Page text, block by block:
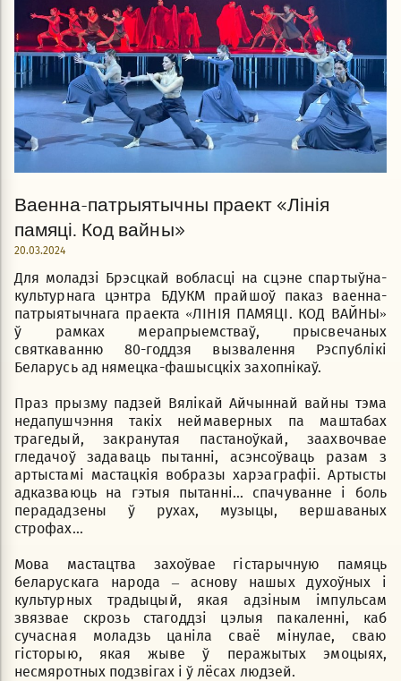
Ваенна-патрыятычны праект «Лінія
памяці. Код вайны»
20.03.2024
Для моладзі Брэсцкай вобласці на сцэне спартыўна-
культурнага цэнтра БДУКМ прайшоў паказ ваенна-
патрыятычнага праекта «ЛІНІЯ ПАМЯЦІ. КОД ВАЙНЫ»
ў рамках мерапрыемстваў, прысвечаных
святкаванню 80-годдзя вызвалення Рэспублікі
Беларусь ад нямецка-фашысцкіх захопнікаў.
Праз прызму падзей Вялікай Айчыннай вайны тэма
недапушчэння такіх неймаверных па маштабах
трагедый, закранутая пастаноўкай, заахвочвае
гледачоў задаваць пытанні, асэнсоўваць разам з
артыстамі мастацкія вобразы харэаграфіі. Артысты
адказваюць на гэтыя пытанні... спачуванне і боль
перададзены ў рухах, музыцы, вершаваных
строфах...
Мова мастацтва захоўвае гістарычную памяць
беларускага народа – аснову нашых духоўных і
культурных традыцый, якая адзіным імпульсам
звязвае скрозь стагоддзі цэлыя пакаленні, каб
сучасная моладзь цаніла сваё мінулае, сваю
гісторыю, якая жыве ў перажытых эмоцыях,
несмяротных подзвігах і ў лёсах людзей.